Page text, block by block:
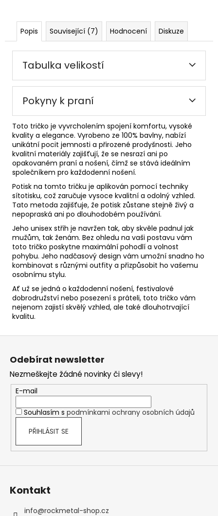
Popis Související (7) Hodnocení Diskuze
Tabulka velikostí
Pokyny k praní
Toto tričko je vyvrcholením spojení komfortu, vysoké
kvality a elegance. Vyrobeno ze 100% bavlny, nabízí
unikátní pocit jemnosti a přirozené prodyšnosti. Jeho
kvalitní materiály zajišťují, že se nesrazí ani po
opakovaném praní a nošení, čímž se stává ideálním
společníkem pro každodenní nošení.
Potisk na tomto tričku je aplikován pomocí techniky
sítotisku, což zaručuje vysoce kvalitní a odolný vzhled.
Tato metoda zajišťuje, že potisk zůstane stejně živý a
nepopraská ani po dlouhodobém používání.
Jeho unisex střih je navržen tak, aby skvěle padnul jak
mužům, tak ženám. Bez ohledu na vaši postavu vám
toto tričko poskytne maximální pohodlí a volnost
pohybu. Jeho nadčasový design vám umožní snadno ho
kombinovat s různými outfity a přizpůsobit ho vašemu
osobnímu stylu.
Ať už se jedná o každodenní nošení, festivalové
dobrodružství nebo posezení s práteli, toto tričko vám
nejenom zajistí skvělý vzhled, ale také dlouhotrvající
kvalitu.
Z
Odebírat newsletter
Nezmeškejte žádné novinky či slevy!
E-mail
Souhlasím s podmínkami ochrany osobních údajů
PŘIHLÁSIT SE
Kontakt
info@rockmetal-shop.cz